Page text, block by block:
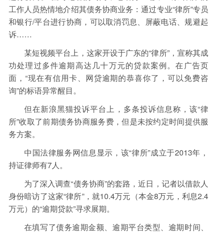
工作人员热情地介绍其债务协商业务：通过专业“律所”专员
和银行/平台进行协商，可以取消罚息、屏蔽电话、规避起
诉……
某短视频平台上，这家开设于广东的“律所”，宣称其成
功处理过多件逾期高达几十万元的贷款案例。在广告页
面，“现在有信用卡、网贷逾期的恭喜你了，可以免费咨
询”的标语异常醒目。
但在新浪黑猫投诉平台上，多条投诉信息称，该“律
所”收取了前期债务协商服务费，但是未按约定时间提供服
务方案。
中国法律服务网信息显示，该“律所”成立于2013年，
持证律师有7人。
为了深入调查“债务协商”的套路，近日，记者以借款人
身份暗访了这家“律所”，就10.4万元（本金8万元，利息2.4
万元）的“逾期贷款”寻求展期。
在填写了债务逾期金额、逾期平台类型、逾期时间、